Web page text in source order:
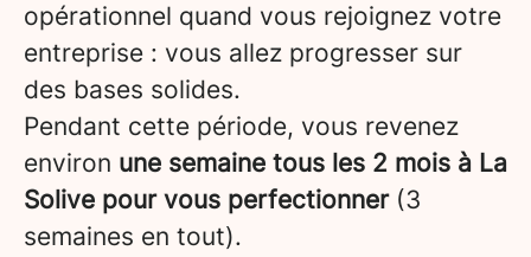
opérationnel quand vous rejoignez votre
entreprise : vous allez progresser sur
des bases solides.
Pendant cette période, vous revenez
environ une semaine tous les 2 mois à La
Solive pour vous perfectionner(3
semaines en tout).